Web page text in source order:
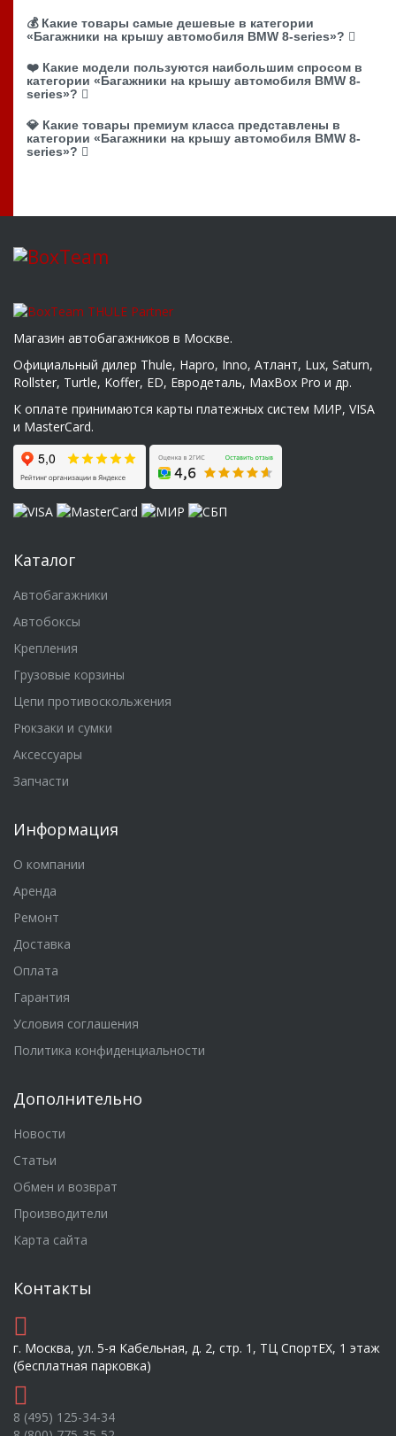
💰 Какие товары самые дешевые в категории
«Багажники на крышу автомобиля BMW 8-series»?
❤️ Какие модели пользуются наибольшим спросом в
категории «Багажники на крышу автомобиля BMW 8-
series»?
💎 Какие товары премиум класса представлены в
категории «Багажники на крышу автомобиля BMW 8-
series»?
Магазин автобагажников в Москве.
Официальный дилер Thule, Hapro, Inno, Атлант, Lux, Saturn,
Rollster, Turtle, Koffer, ED, Евродеталь, MaxBox Pro и др.
К оплате принимаются карты платежных систем МИР, VISA
и MasterCard.
Каталог
Автобагажники
Автобоксы
Крепления
Грузовые корзины
Цепи противоскольжения
Рюкзаки и сумки
Аксессуары
Запчасти
Информация
О компании
Аренда
Ремонт
Доставка
Оплата
Гарантия
Условия соглашения
Политика конфиденциальности
Дополнительно
Новости
Статьи
Обмен и возврат
Производители
Карта сайта
Контакты
г. Москва, ул. 5-я Кабельная, д. 2, стр. 1, ТЦ СпортEX, 1 этаж
(бесплатная парковка)
8 (495) 125-34-34